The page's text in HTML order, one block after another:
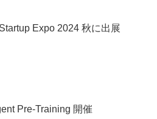
Expo 2024 秋に出展
Pre-Training 開催